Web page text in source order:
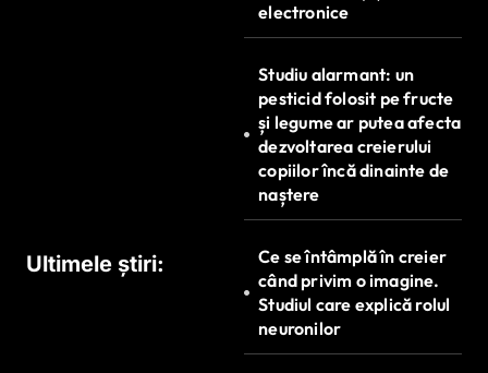
Ultimele știri:
electronice
Studiu alarmant: un
pesticid folosit pe fructe
și legume ar putea afecta
dezvoltarea creierului
copiilor încă dinainte de
naștere
Ce se întâmplă în creier
când privim o imagine.
Studiul care explică rolul
neuronilor